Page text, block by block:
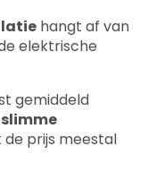
hangt af van
elektrische
gemiddeld
slimme
prijs meestal